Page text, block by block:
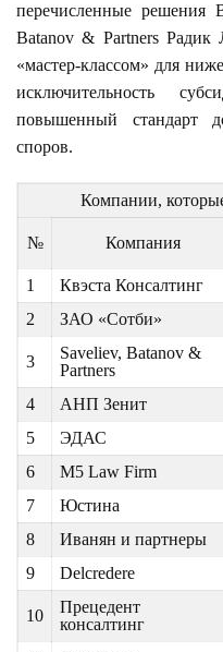
перечисленные
Batanov & Partners Радик
«мастер-классом» для
исключительность
повышенный стандарт
споров.
Компании,
№ Компания
1 Квэста Консалтинг
2
ЗАО «Сотби»
3
Saveliev, Batanov &
Partners
4 АНП Зенит
5
ЭДАС
6
M5 Law Firm
7
Юстина
8
Иванян и партнеры
9
Delcredere
10
Прецедент
консалтинг